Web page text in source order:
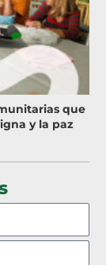
que
y la paz